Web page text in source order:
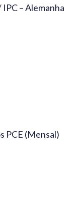
– Alemanha
PCE (Mensal)